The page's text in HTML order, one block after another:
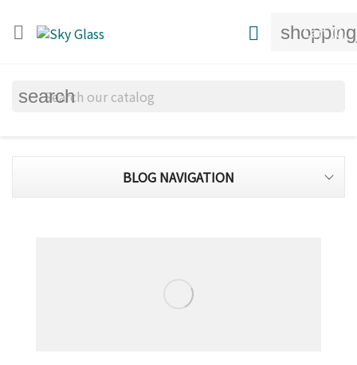
 Cart(0)

search
BLOG NAVIGATION